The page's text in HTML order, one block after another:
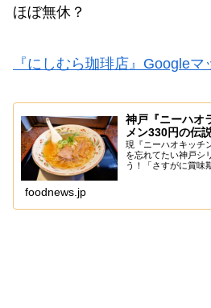
ほぼ無休？
『にしむら珈琲店』Googleマ
神戸『ニーハオ
メン330円の伝
現『ニーハオキッチ
を忘れてたい神戸シ
う！「さすがに賞味
的には問題ないの
foodnews.jp